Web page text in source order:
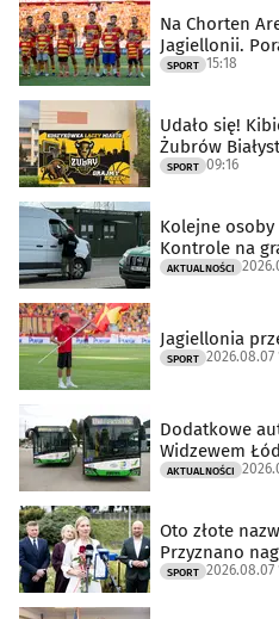
Na Chorten
Jagiellonii.
SPORT 15:18
Udało się!
Żubrów
SPORT 09:16
Kolejne osoby
Kontrole na
AKTUALNOŚCI
Jagiellonia
SPORT 2026.08.07
Dodatkowe
Widzewem
AKTUALNOŚCI
Oto złote
Przyznano
SPORT 2026.08.07